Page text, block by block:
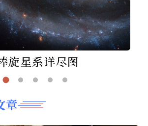
旋星系详尽图
章